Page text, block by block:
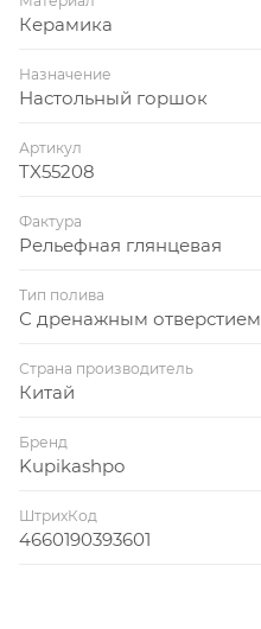
Керамика
Назначение
Настольный горшок
Артикул
TX55208
Фактура
Рельефная глянцевая
Тип полива
С дренажным отверстием
Страна производитель
Китай
Бренд
Kupikashpo
ШтрихКод
4660190393601